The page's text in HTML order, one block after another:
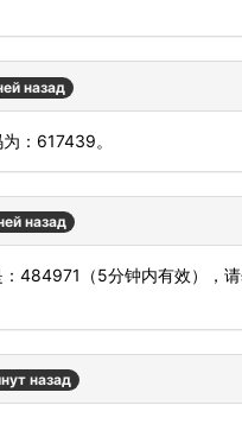
назад
：617439。
назад
：484971（5分钟内有效），
назад